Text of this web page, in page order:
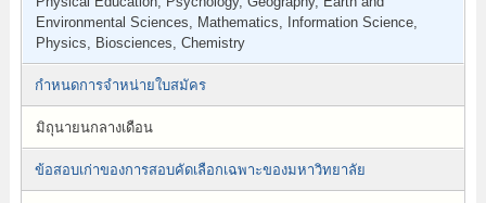
Environmental Sciences, Mathematics, Information Science,
Physics, Biosciences, Chemistry
กำหนดการจำหน่ายใบสมัคร
มิถุนายนกลางเดือน
ข้อสอบเก่าของการสอบคัดเลือกเฉพาะของมหาวิทยาลัย